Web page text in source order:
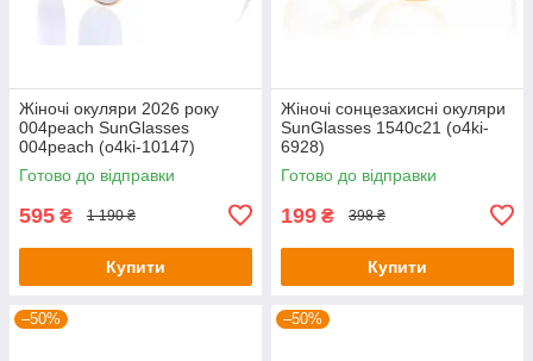
Жіночі окуляри 2026 року
004peach SunGlasses
004peach (o4ki-10147)
Готово до відправки
595 ₴ 1 190 ₴
Купити
Жіночі сонцезахисні окуляри
SunGlasses 1540c21 (o4ki-
6928)
Готово до відправки
199 ₴ 398 ₴
Купити
–50% –50%